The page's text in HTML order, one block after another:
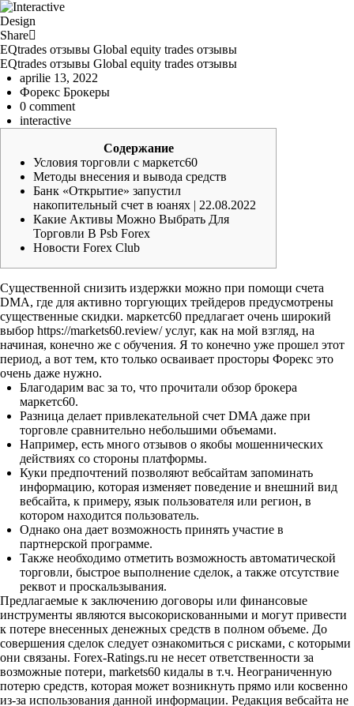
Share
EQtrades отзывы Global equity trades отзывы
EQtrades отзывы Global equity trades отзывы
aprilie 13, 2022
Форекс Брокеры
0 comment
interactive
Содержание
Условия торговли с маркетс60
Методы внесения и вывода средств
Банк «Открытие» запустил
накопительный счет в юанях | 22.08.2022
Какие Активы Можно Выбрать Для
Торговли В Psb Forex
Новости Forex Club
Существенной снизить издержки можно при помощи счета
DMA, где для активно торгующих трейдеров предусмотрены
существенные скидки. маркетс60 предлагает очень широкий
выбор https://markets60.review/услуг, как на мой взгляд, на
начиная, конечно же с обучения. Я то конечно уже прошел этот
период, а вот тем, кто только осваивает просторы Форекс это
очень даже нужно.
Благодарим вас за то, что прочитали обзор брокера
маркетс60.
Разница делает привлекательной счет DMA даже при
торговле сравнительно небольшими объемами.
Например, есть много отзывов о якобы мошеннических
действиях со стороны платформы.
Куки предпочтений позволяют вебсайтам запоминать
информацию, которая изменяет поведение и внешний вид
вебсайта, к примеру, язык пользователя или регион, в
котором находится пользователь.
Однако она дает возможность принять участие в
партнерской программе.
Также необходимо отметить возможность автоматической
торговли, быстрое выполнение сделок, а также отсутствие
реквот и проскальзывания.
Предлагаемые к заключению договоры или финансовые
инструменты являются высокорискованными и могут привести
к потере внесенных денежных средств в полном объеме. До
совершения сделок следует ознакомиться с рисками, с которыми
они связаны. Forex-Ratings.ru не несет ответственности за
возможные потери, markets60 кидалы в т.ч. Неограниченную
потерю средств, которая может возникнуть прямо или косвенно
из-за использования данной информации. Редакция вебсайта не